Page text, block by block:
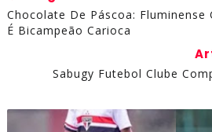
Chocolate De Páscoa: Fluminense
É Bicampeão Carioca
Sabugy Futebol Clube